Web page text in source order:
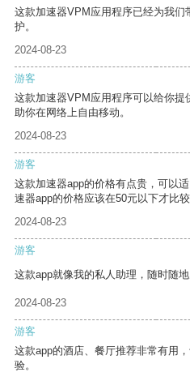
这款加速器VPM应用程序已经为我
护。
2024-08-23
游客
这款加速器VPM应用程序可以给你
助你在网络上自由移动。
2024-08-23
游客
这款加速器app的价格有点贵，可以
速器app的价格应该在50元以下才比较
2024-08-23
游客
这款app就像我的私人助理，随时随地
2024-08-23
游客
这款app的酒店、餐厅推荐非常有用
验。